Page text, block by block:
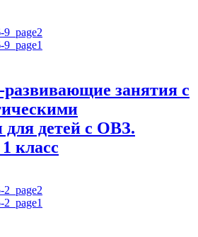
занятия с
детей с ОВЗ.
класс